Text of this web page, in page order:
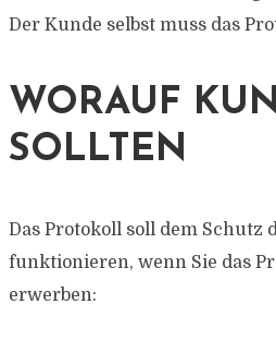
Der Kunde selbst muss das
WORAUF
SOLLTEN
Das Protokoll soll dem Schutz
funktionieren, wenn Sie das
erwerben: